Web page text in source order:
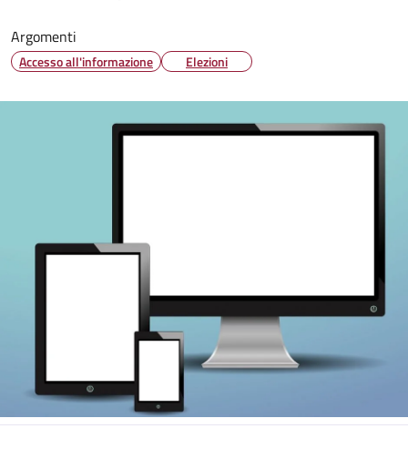
Argomenti
Accesso all'informazione Elezioni